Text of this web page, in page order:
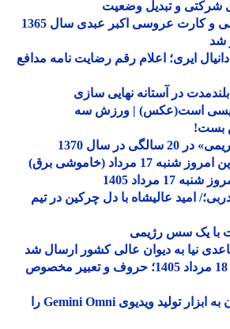
و تبدیل وضعیت
ببینید| فیلمی از عروسی و کارت عروسی اکبر عبدی سال 1365
ایری؛ اعلام رقم رضایت نامه مدافع
در آستانه نهایی سازی
است(عکس) | ورزش سه
1370
(خاموشی برق)
1405
امید عالیشاه با دل چرکین در تیم
یک سس رژیمی
نیا به دیوان عالی کشور ارسال شد
فال ابجد فردا یکشنبه 18 مرداد 1405؛ حروف و تعبیر مخصوص
گوگل دسترسی رایگان به ابزار تولید ویدیوی Gemini Omni را